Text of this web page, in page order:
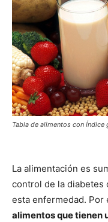
Tabla de alimentos con Índice
La alimentación es
control de la
esta enfermedad. Por
alimentos que tienen